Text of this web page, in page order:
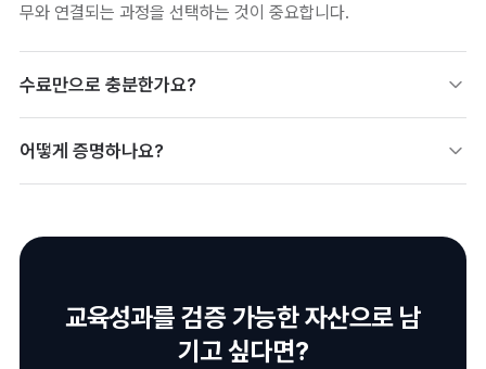
무와 연결되는 과정을 선택하는 것이 중요합니다.
수료만으로 충분한가요?
었다’보다 ‘할 수 있다’를 보여줘야 채용에 유리합니다.
어떻게 증명하나요?
교육성과를 검증 가능한 자산으로 남
기고 싶다면?